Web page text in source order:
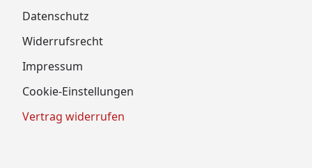
Datenschutz
Widerrufsrecht
Impressum
Cookie-Einstellungen
Vertrag widerrufen